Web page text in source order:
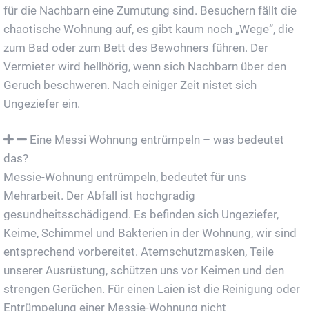
für die Nachbarn eine Zumutung sind. Besuchern fällt die
chaotische Wohnung auf, es gibt kaum noch „Wege“, die
zum Bad oder zum Bett des Bewohners führen. Der
Vermieter wird hellhörig, wenn sich Nachbarn über den
Geruch beschweren. Nach einiger Zeit nistet sich
Ungeziefer ein.
Eine Messi Wohnung entrümpeln – was bedeutet
das?
Messie-Wohnung entrümpeln, bedeutet für uns
Mehrarbeit. Der Abfall ist hochgradig
gesundheitsschädigend. Es befinden sich Ungeziefer,
Keime, Schimmel und Bakterien in der Wohnung, wir sind
entsprechend vorbereitet. Atemschutzmasken, Teile
unserer Ausrüstung, schützen uns vor Keimen und den
strengen Gerüchen. Für einen Laien ist die Reinigung oder
Entrümpelung einer Messie-Wohnung nicht